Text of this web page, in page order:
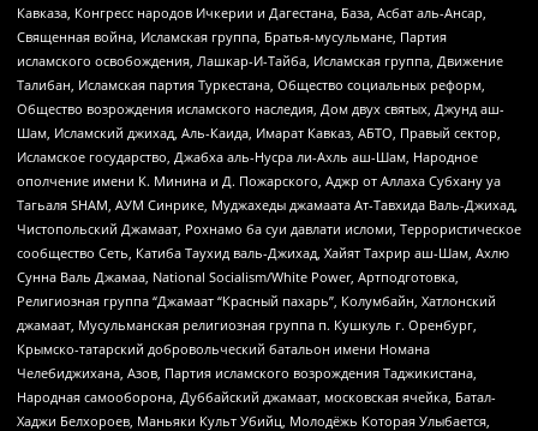
Кавказа, Конгресс народов Ичкерии и Дагестана, База, Асбат аль-Ансар,
Священная война, Исламская группа, Братья-мусульмане, Партия
исламского освобождения, Лашкар-И-Тайба, Исламская группа, Движение
Талибан, Исламская партия Туркестана, Общество социальных реформ,
Общество возрождения исламского наследия, Дом двух святых, Джунд аш-
Шам, Исламский джихад, Аль-Каида, Имарат Кавказ, АБТО, Правый сектор,
Исламское государство, Джабха аль-Нусра ли-Ахль аш-Шам, Народное
ополчение имени К. Минина и Д. Пожарского, Аджр от Аллаха Субхану уа
Тагьаля SHAM, АУМ Синрике, Муджахеды джамаата Ат-Тавхида Валь-Джихад,
Чистопольский Джамаат, Рохнамо ба суи давлати исломи, Террористическое
сообщество Сеть, Катиба Таухид валь-Джихад, Хайят Тахрир аш-Шам, Ахлю
Сунна Валь Джамаа, National Socialism/White Power, Артподготовка,
Религиозная группа “Джамаат “Красный пахарь”, Колумбайн, Хатлонский
джамаат, Мусульманская религиозная группа п. Кушкуль г. Оренбург,
Крымско-татарский добровольческий батальон имени Номана
Челебиджихана, Азов, Партия исламского возрождения Таджикистана,
Народная самооборона, Дуббайский джамаат, московская ячейка, Батал-
Хаджи Белхороев, Маньяки Культ Убийц, Молодёжь Которая Улыбается,